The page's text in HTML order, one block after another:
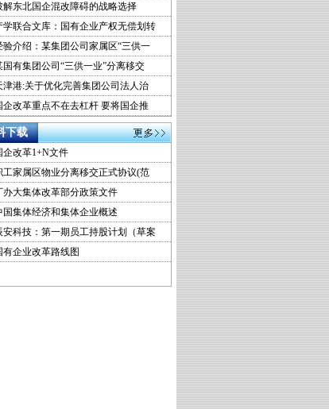
解东北国企混改障碍的战略选择
学联合文库：国有企业产权无偿划转
验介绍：某集团公司家属区“三供一
国有集团公司“三供一业”分离移交
津港:关于优化完善集团公司法人治
企改革重点不在去杠杆 要将国企推
下载
企改革1+N文件
工家属区物业分离移交正式协议(范
办大集体改革部分政策文件
国集体经济和集体企业概述
安科技：第一期员工持股计划（草案
有企业改革路线图